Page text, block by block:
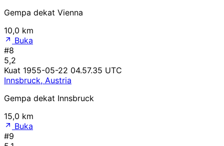
Gempa dekat Vienna
10,0 km
Buka
#8
5,2
Kuat 1955-05-22 04.57.35 UTC
Innsbruck, Austria
Gempa dekat Innsbruck
15,0 km
Buka
#9